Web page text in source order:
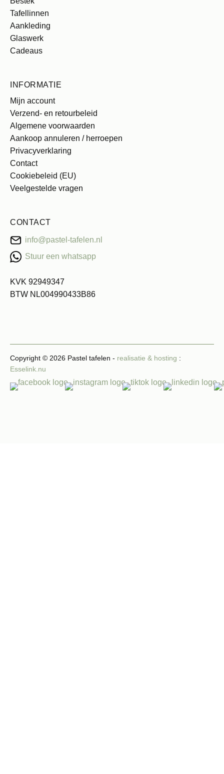
Tafellinnen
Aankleding
Glaswerk
Cadeaus
INFORMATIE
Mijn account
Verzend- en retourbeleid
Algemene voorwaarden
Aankoop annuleren / herroepen
Privacyverklaring
Contact
Cookiebeleid (EU)
Veelgestelde vragen
CONTACT
Stuur een whatsapp
info@pastel-tafelen.nl
KVK 92949347
BTW NL004990433B86
Copyright © 2026 Pastel tafelen - realisatie & hosting :
Esselink.nu